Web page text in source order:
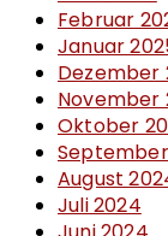
Februar
Januar
Dezember
November
Oktober
August
Juli 2024